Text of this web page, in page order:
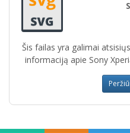
Šis failas yra galimai
informaciją apie Sony